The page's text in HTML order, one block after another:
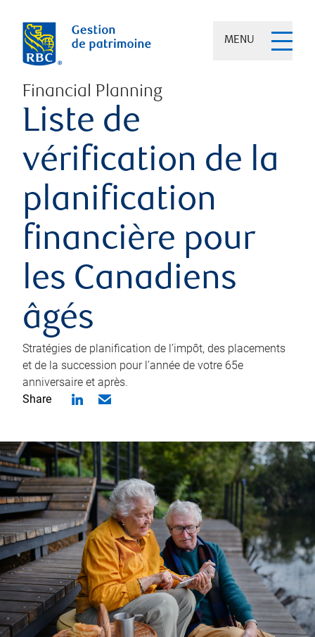
MENU
Financial Planning
Liste de
vérification de la
planification
financière pour
les Canadiens
âgés
Stratégies de planification de l’impôt, des placements
et de la succession pour l’année de votre 65e
anniversaire et après.
Share